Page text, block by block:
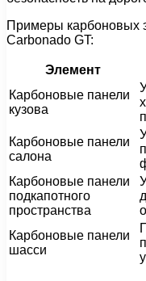
Примеры карбоновых
Carbonado GT:
Элемент
Карбоновые панели
кузова
Карбоновые панели
салона
Карбоновые панели
подкапотного
пространства
Карбоновые панели
шасси